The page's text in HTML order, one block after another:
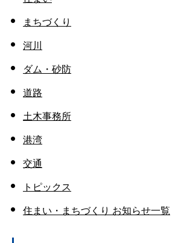
まちづくり
河川
ダム・砂防
道路
土木事務所
港湾
交通
トピックス
住まい・まちづくり お知らせ一覧